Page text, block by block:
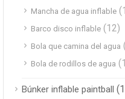
Mancha de agua inflable
Barco disco inflable (12)
Bola que camina del agua
Bola de rodillos de agua
Búnker inflable paintball